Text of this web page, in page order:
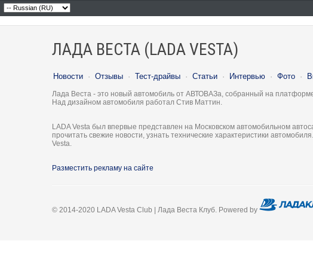
ЛАДА ВЕСТА (LADA VESTA)
Новости · Отзывы · Тест-драйвы · Статьи · Интервью · Фото ·
Лада Веста - это новый автомобиль от АВТОВАЗа, собранный на
Над дизайном автомобиля работал Стив Маттин.
LADA Vesta был впервые представлен на Московском автомобильном
прочитать свежие новости, узнать технические характеристики
Vesta.
Разместить рекламу на сайте
© 2014-2020 LADA Vesta Club | Лада Веста Клуб. Powered by